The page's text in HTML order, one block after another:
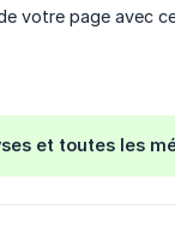
votre page avec
et toutes les